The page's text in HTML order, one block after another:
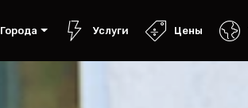
Города Услуги Цены